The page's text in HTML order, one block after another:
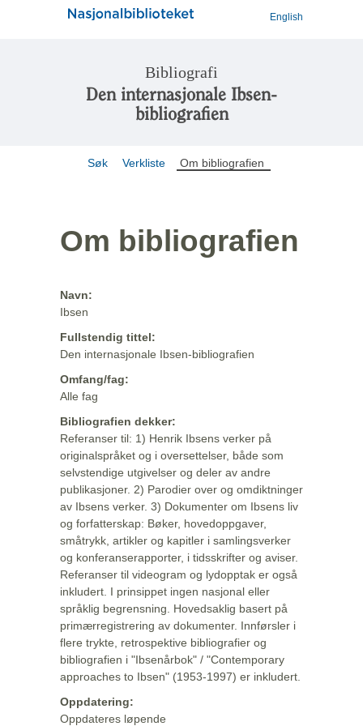
English
Bibliografi
Den internasjonale Ibsen-
bibliografien
Søk Verkliste Om bibliografien
Om bibliografien
Navn:
Ibsen
Fullstendig tittel:
Den internasjonale Ibsen-bibliografien
Omfang/fag:
Alle fag
Bibliografien dekker:
Referanser til: 1) Henrik Ibsens verker på
originalspråket og i oversettelser, både som
selvstendige utgivelser og deler av andre
publikasjoner. 2) Parodier over og omdiktninger
av Ibsens verker. 3) Dokumenter om Ibsens liv
og forfatterskap: Bøker, hovedoppgaver,
småtrykk, artikler og kapitler i samlingsverker
og konferanserapporter, i tidsskrifter og aviser.
Referanser til videogram og lydopptak er også
inkludert. I prinsippet ingen nasjonal eller
språklig begrensning. Hovedsaklig basert på
primærregistrering av dokumenter. Innførsler i
flere trykte, retrospektive bibliografier og
bibliografien i "Ibsenårbok" / "Contemporary
approaches to Ibsen" (1953-1997) er inkludert.
Oppdatering:
Oppdateres løpende